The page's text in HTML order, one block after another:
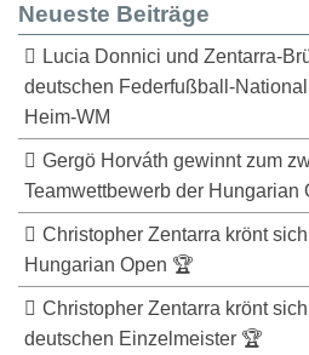
Neueste Beiträge
Lucia Donnici und Zentarra-
deutschen Federfußball-
Heim-WM
Gergö Horváth gewinnt zum
Teamwettbewerb der Hungarian
Christopher Zentarra krönt
Hungarian Open 🏆
Christopher Zentarra krönt
deutschen Einzelmeister 🏆